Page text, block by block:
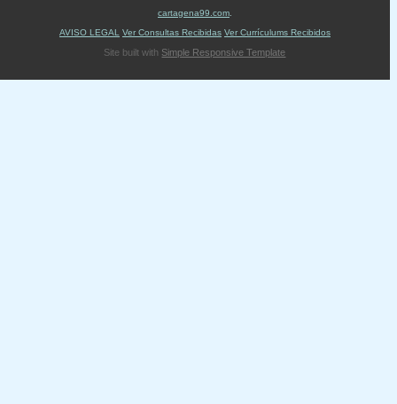
cartagena99.com
AVISO LEGAL
Ver Consultas Recibidas Ver Currículums Recibidos
Site built with Simple Responsive Template